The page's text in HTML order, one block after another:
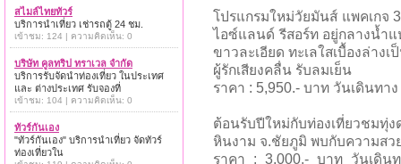
โปรแกรมใหม่วัยมันส์ แพคเกจ
ไอซ์แลนด์ รีสอร์ท อยู่กลางน้ำแ
ขาวละเอียด ทะเลใสเบื้องล่าง
ผู้รักเสียงคลื่น รับลมเย็น
ราคา : 5,950.- บาท วันเดินทา
ต้อนรับปีใหม่กับท่องเที่ยวชมทุ่
หินงาม จ.ชัยภูมิ พบกับความสว
ราคา : 3,000.- บาท วันเดินท
สไมล์ไทยทัวร์
บริการนำเที่ยว เช่ารถตู้ 24 ชม.
เข้าชม: 124 | ความคิดเห็น: 0
บริษัท คูลทริป ทราเวล จำกัด
บริการรับจัดนำท่องเที่ยว ในประเทศ
และ ต่างประเทศ รับจองที่
เข้าชม: 104 | ความคิดเห็น: 0
ทัวร์กันเอง
"ทัวร์กันเอง" บริการนำเที่ยว จัดทัวร์
ท่องเที่ยวใน